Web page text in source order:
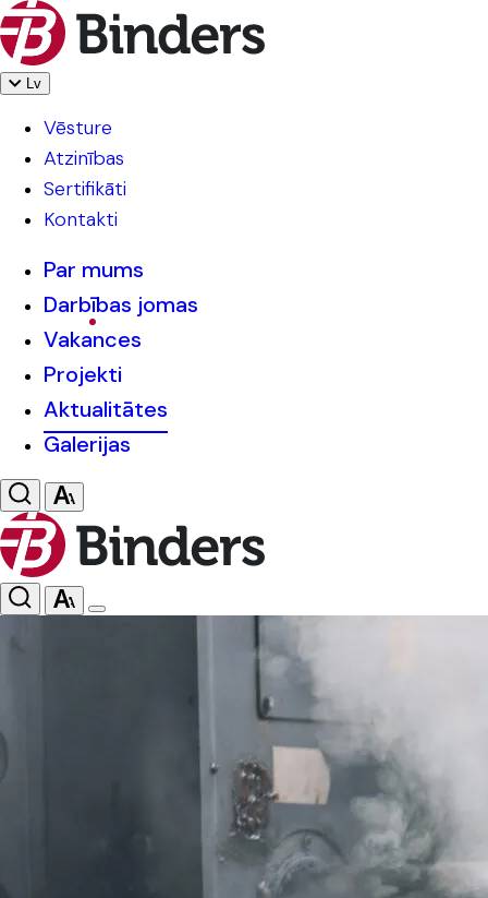
Lv
Vēsture
Atzinības
Sertifikāti
Kontakti
Par mums
Darbības jomas
Vakances
Projekti
Aktualitātes
Galerijas